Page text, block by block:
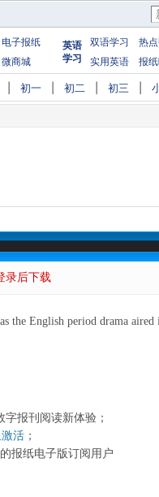
电子报纸
微商城
英语
学习
双语学习
热
实用英语
报
初一 初二 初三
录后下载
the English period drama
字报刊阅读新体验；
活 ；
报纸电子版订阅用户